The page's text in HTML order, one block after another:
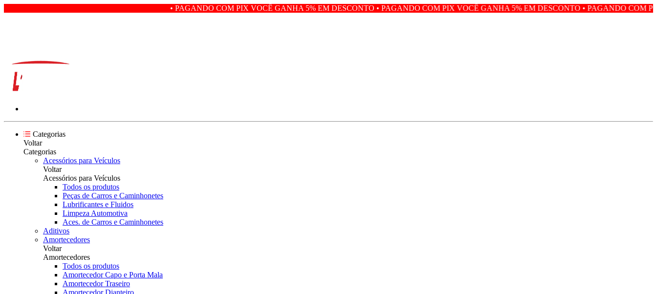
• PAGANDO COM PIX VOCÊ GANHA 5% EM DESCONTO • PAGANDO COM PIX VOCÊ GANHA 5% EM DESCONTO • PAGANDO COM PIX VOCÊ GANHA
Categorias
Voltar
Categorias
Acessórios para Veículos
Voltar
Acessórios para Veículos
Todos os produtos
Peças de Carros e Caminhonetes
Lubrificantes e Fluidos
Limpeza Automotiva
Aces. de Carros e Caminhonetes
Aditivos
Amortecedores
Voltar
Amortecedores
Todos os produtos
Amortecedor Capo e Porta Mala
Amortecedor Traseiro
Amortecedor Dianteiro